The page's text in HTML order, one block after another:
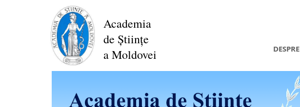
Academia
de Științe
a Moldovei
DESPRE